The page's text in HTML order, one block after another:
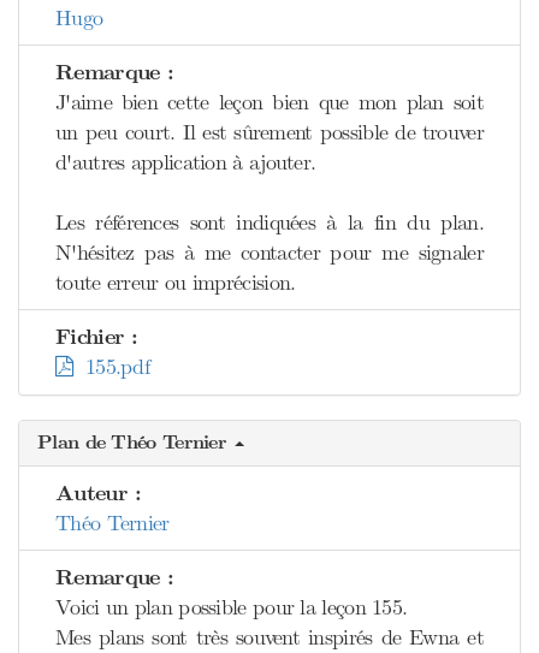
Hugo
Remarque :
J'aime bien cette leçon bien que mon plan soit
un peu court. Il est sûrement possible de trouver
d'autres application à ajouter.
Les références sont indiquées à la fin du plan.
N'hésitez pas à me contacter pour me signaler
toute erreur ou imprécision.
Fichier :
155.pdf
Plan de Théo Ternier
Auteur :
Théo Ternier
Remarque :
Voici un plan possible pour la leçon 155.
Mes plans sont très souvent inspirés de Ewna et